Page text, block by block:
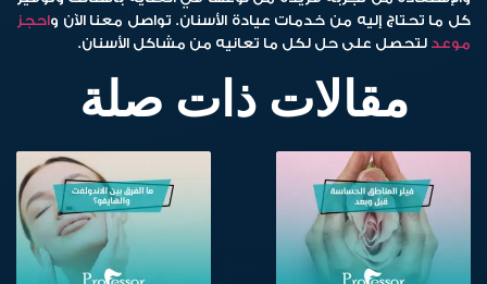
كل ما تحتاج إليه من خدمات عيادة الأسنان. تواصل معنا الآن واحجز
موعد لتحصل على حل لكل ما تعانيه من مشاكل الأسنان.
مقالات ذات صلة